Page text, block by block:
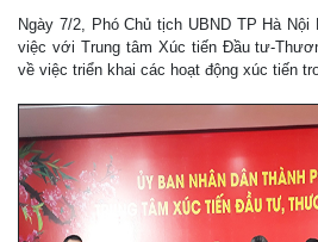
Ngày 7/2, Phó Chủ tịch UBND TP Hà Nội
việc với Trung tâm Xúc tiến Đầu tư-
về việc triển khai các hoạt động xúc tiến